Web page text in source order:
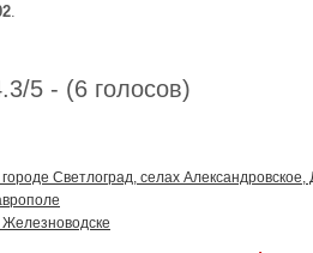
.
5 - (6 голосов)
Светлоград, селах Александровское,